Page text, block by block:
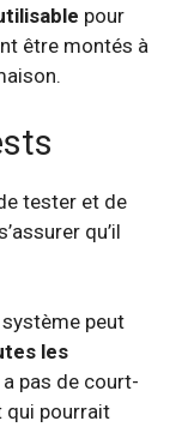
pour
être montés à
tester et de
qu’il
peut
les
a pas de court-
qui pourrait